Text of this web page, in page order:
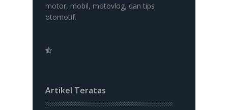
motor, mobil, motovlog, dan tips
otomotif.
Artikel Teratas